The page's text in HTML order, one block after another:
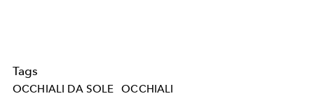
Tags
OCCHIALI DA SOLE
OCCHIALI